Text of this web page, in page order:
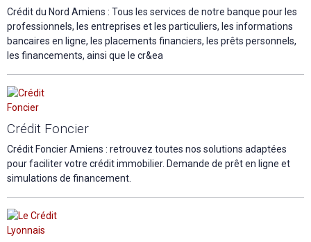
Crédit du Nord Amiens : Tous les services de notre banque pour les
professionnels, les entreprises et les particuliers, les informations
bancaires en ligne, les placements financiers, les prêts personnels,
les financements, ainsi que le cr&ea
Crédit Foncier
Crédit Foncier Amiens : retrouvez toutes nos solutions adaptées
pour faciliter votre crédit immobilier. Demande de prêt en ligne et
simulations de financement.